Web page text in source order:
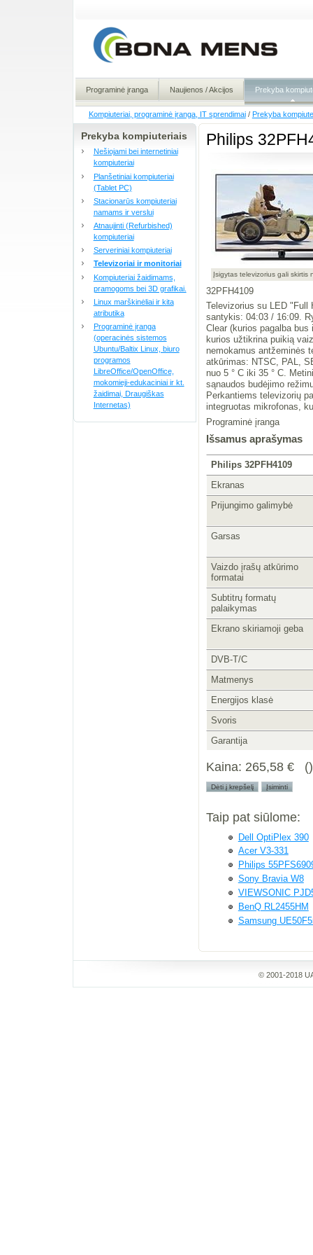
Programinė įranga Naujienos / Akcijos Prekyba
Kompiuteriai, programinė įranga, IT sprendimai / Prekyba
Prekyba kompiuteriais
Nešiojami bei internetiniai
kompiuteriai
Planšetiniai kompiuteriai
(Tablet PC)
Stacionarūs kompiuteriai
namams ir verslui
Atnaujinti (Refurbished)
kompiuteriai
Serveriniai kompiuteriai
Televizoriai ir monitoriai
Kompiuteriai žaidimams,
pramogoms bei 3D grafikai.
Linux marškinėliai ir kita
atributika
Programinė įranga
(operacinės sistemos
Ubuntu/Baltix Linux, biuro
programos
LibreOffice/OpenOffice,
mokomieji-edukaciniai ir kt.
žaidimai, Draugiškas
Internetas)
Philips
Įsigytas televizorius gali
32PFH4109
Televizorius su LED "Full
santykis: 04:03 / 16:09.
Clear (kurios pagalba
kurios užtikrina puikią
nemokamus antžeminės
atkūrimas: NTSC, PAL,
nuo 5 ° C iki 35 ° C.
sąnaudos budėjimo
Perkantiems televizorių
integruotas mikrofonas,
Programinė įranga
Išsamus aprašymas
Philips 32PFH4109
Ekranas
Prijungimo galimybė
Garsas
Vaizdo įrašų atkūrimo
formatai
Subtitrų formatų
palaikymas
Ekrano skiriamoji geba
DVB-T/C
Matmenys
Energijos klasė
Svoris
Garantija
Kaina: 265,58 €
Taip pat siūlome:
Dell OptiPlex 390
Acer V3-331
Philips
Sony Bravia W8
VIEWSONIC
BenQ RL2455HM
Samsung
© 2001-2018